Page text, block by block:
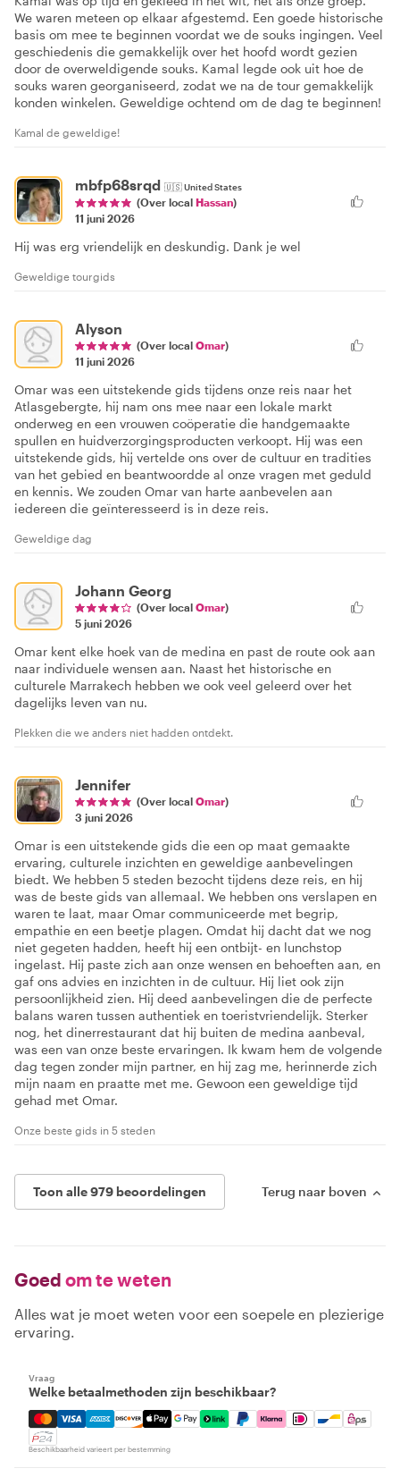
We waren meteen op elkaar afgestemd. Een goede historische
basis om mee te beginnen voordat we de souks ingingen. Veel
geschiedenis die gemakkelijk over het hoofd wordt gezien
door de overweldigende souks. Kamal legde ook uit hoe de
souks waren georganiseerd, zodat we na de tour gemakkelijk
konden winkelen. Geweldige ochtend om de dag te beginnen!
Kamal de geweldige!
mbfp68srqd 🇺🇸United States
(Over local Hassan)
11 juni 2026
Hij was erg vriendelijk en deskundig. Dank je wel
Geweldige tourgids
Alyson
(Over local Omar)
11 juni 2026
Omar was een uitstekende gids tijdens onze reis naar het
Atlasgebergte, hij nam ons mee naar een lokale markt
onderweg en een vrouwen coöperatie die handgemaakte
spullen en huidverzorgingsproducten verkoopt. Hij was een
uitstekende gids, hij vertelde ons over de cultuur en tradities
van het gebied en beantwoordde al onze vragen met geduld
en kennis. We zouden Omar van harte aanbevelen aan
iedereen die geïnteresseerd is in deze reis.
Geweldige dag
Johann Georg
(Over local Omar)
5 juni 2026
Omar kent elke hoek van de medina en past de route ook aan
naar individuele wensen aan. Naast het historische en
culturele Marrakech hebben we ook veel geleerd over het
dagelijks leven van nu.
Plekken die we anders niet hadden ontdekt.
Jennifer
(Over local Omar)
3 juni 2026
Omar is een uitstekende gids die een op maat gemaakte
ervaring, culturele inzichten en geweldige aanbevelingen
biedt. We hebben 5 steden bezocht tijdens deze reis, en hij
was de beste gids van allemaal. We hebben ons verslapen en
waren te laat, maar Omar communiceerde met begrip,
empathie en een beetje plagen. Omdat hij dacht dat we nog
niet gegeten hadden, heeft hij een ontbijt- en lunchstop
ingelast. Hij paste zich aan onze wensen en behoeften aan, en
gaf ons advies en inzichten in de cultuur. Hij liet ook zijn
persoonlijkheid zien. Hij deed aanbevelingen die de perfecte
balans waren tussen authentiek en toeristvriendelijk. Sterker
nog, het dinerrestaurant dat hij buiten de medina aanbeval,
was een van onze beste ervaringen. Ik kwam hem de volgende
dag tegen zonder mijn partner, en hij zag me, herinnerde zich
mijn naam en praatte met me. Gewoon een geweldige tijd
gehad met Omar.
Onze beste gids in 5 steden
Toon alle 979 beoordelingen Terug naar boven
Goed om te weten
Alles wat je moet weten voor een soepele en plezierige
ervaring.
Vraag
Welke betaalmethoden zijn beschikbaar?
Mastercard, Visa, Amex, Discover, Apple Pay, Google
Beschikbaarheid varieert per bestemming